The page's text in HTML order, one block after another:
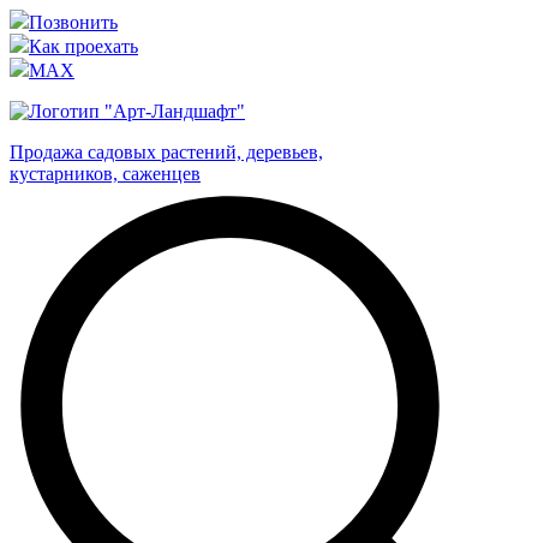
Позвонить
Как проехать
MAX
Продажа садовых растений, деревьев,
кустарников, саженцев